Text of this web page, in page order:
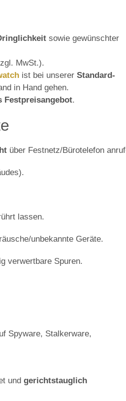
sowie gewünschter
MwSt.).
ist bei unserer Standard-
in Hand gehen.
Festpreisangebot.
über Festnetz/Bürotelefon
lassen.
unbekannte Geräte.
verwertbare Spuren.
Spyware, Stalkerware,
und gerichtstauglich